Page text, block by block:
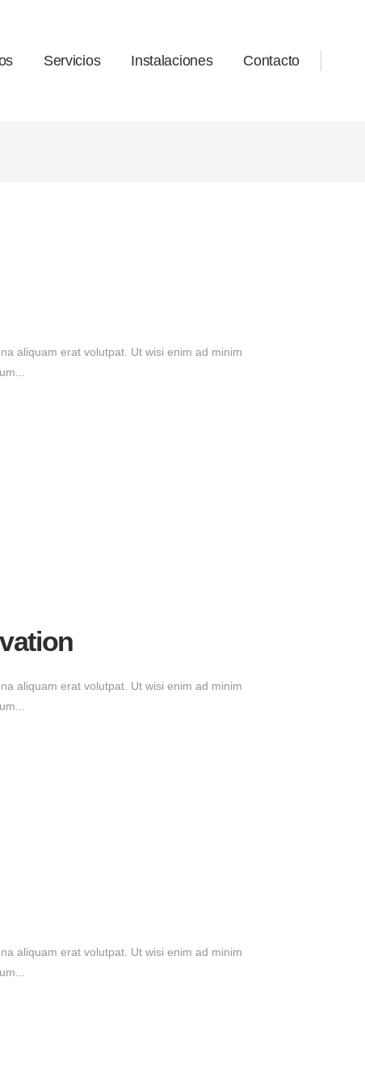
Servicios Instalaciones Contacto
aliquam erat volutpat. Ut wisi enim ad minim
aliquam erat volutpat. Ut wisi enim ad minim
aliquam erat volutpat. Ut wisi enim ad minim